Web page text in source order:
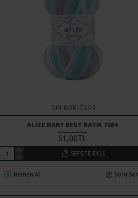
SM-BBB-7264
ALIZE BABY BEST BATIK 7264
51,00TL
SEPETE EKLE
Hemen Al Soru Sor